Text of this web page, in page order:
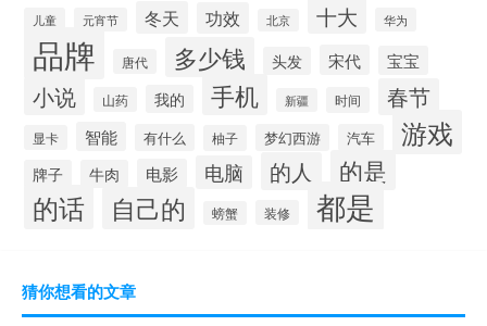
儿童 元宵节 冬天 功效 北京 十大 华为
品牌 唐代 多少钱 头发 宋代 宝宝
小说 山药 我的 手机 新疆 时间 春节
显卡 智能 有什么 柚子 梦幻西游 汽车 游戏
牌子 牛肉 电影 电脑 的人 的是
的话 自己的 螃蟹 装修 都是
猜你想看的文章